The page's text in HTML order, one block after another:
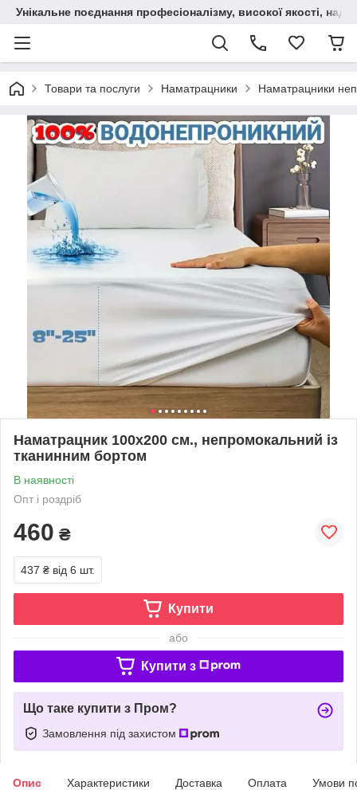
Унікальне поєднання професіоналізму, високої якості,
Товари та послуги Наматрацники Наматрацники
Наматрацник 100х200 см., непромокальний із
тканинним бортом
В наявності
Опт і роздріб
460 ₴
437 ₴ від 6 шт.
Купити
або
Купити з
Що таке купити з Пром?
Замовлення під захистом
Опис Характеристики Доставка Оплата Умови